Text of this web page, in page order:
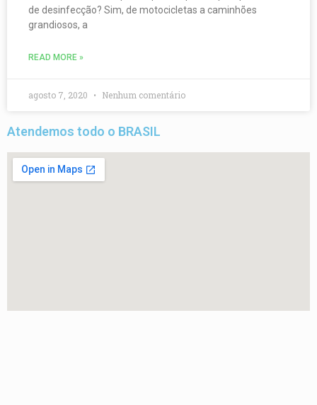
de desinfecção? Sim, de motocicletas a caminhões
grandiosos, a
READ MORE »
agosto 7, 2020 Nenhum comentário
Atendemos todo o BRASIL